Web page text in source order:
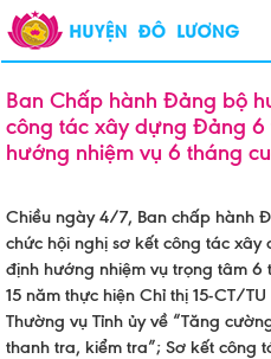
Ban Chấp hành Đảng bộ
công tác xây dựng Đảng
hướng nhiệm vụ 6 tháng
Chiều ngày 4/7, Ban chấp hành
chức hội nghị sơ kết công tác
định hướng nhiệm vụ trọng tâm 6
15 năm thực hiện Chỉ thị 15-CT/
Thường vụ Tỉnh ủy về “Tăng
thanh tra, kiểm tra”; Sơ kết công